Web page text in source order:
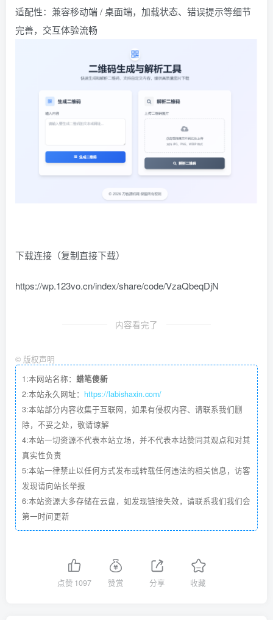
适配性：兼容移动端 / 桌面端，加载状态、错误提示等细节
完善，交互体验流畅
下载连接（复制直接下载）
https://wp.123vo.cn/index/share/code/VzaQbeqDjN
内容看完了
© 版权声明
1:本网站名称： 蜡笔傻新
2:本站永久网址： https://labishaxin.com/
3:本站部分内容收集于互联网，如果有侵权内容、请联系我们删
除，不妥之处，敬请谅解
4:本站一切资源不代表本站立场，并不代表本站赞同其观点和对其
真实性负责
5:本站一律禁止以任何方式发布或转载任何违法的相关信息，访客
发现请向站长举报
6:本站资源大多存储在云盘，如发现链接失效，请联系我们我们会
第一时间更新
点赞 1097 赞赏 分享 收藏